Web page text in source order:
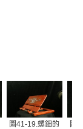
圖41-19.螺鈿的
圖